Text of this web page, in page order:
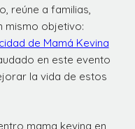
reúne a familias,
mismo objetivo:
de Mamá Kevina
en este evento
la vida de estos